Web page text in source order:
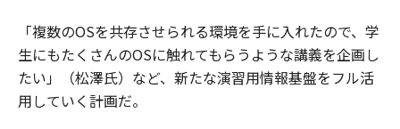
「複数のOSを共存させられる環境を手に入れたので、学
生にもたくさんのOSに触れてもらうような講義を企画し
たい」（松澤氏）など、新たな演習用情報基盤をフル活
用していく計画だ。